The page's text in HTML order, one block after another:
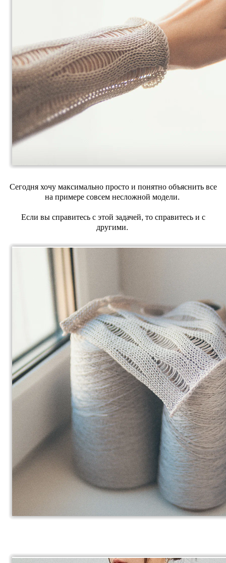
Сегодня хочу максимально просто и понятно объяснить все
на примере совсем несложной модели.
Если вы справитесь с этой задачей, то справитесь и с
другими.